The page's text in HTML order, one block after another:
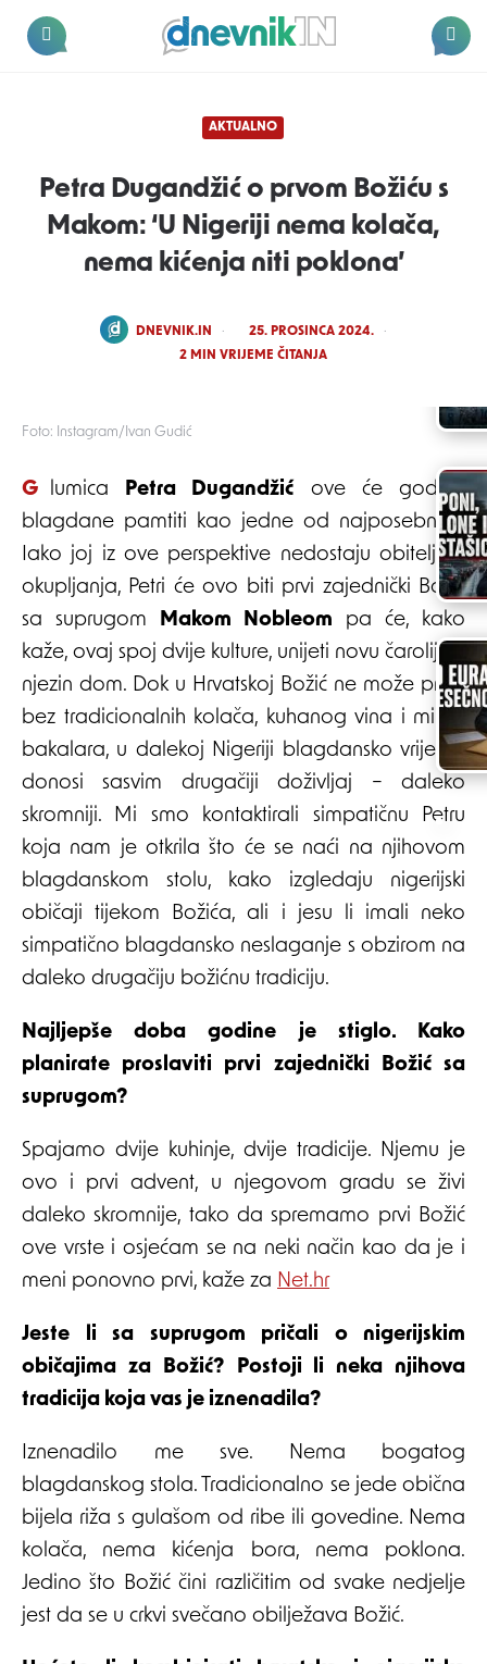
Dnevnik.in
Foto: Instagram/Ivan Gudić
AKTUALNO
Petra Dugandžić o prvom Božiću s
Makom: ‘U Nigeriji nema kolača,
nema kićenja niti poklona’
POSTED
DNEVNIK.IN
25. PROSINCA 2024.
2 MIN VRIJEME ČITANJA
Glumica Petra Dugandžić ove će godine
blagdane pamtiti kao jedne od najposebnijih.
Iako joj iz ove perspektive nedostaju obiteljska
okupljanja, Petri će ovo biti prvi zajednički Božić
sa suprugom Makom Nobleom pa će, kako
kaže, ovaj spoj dvije kulture, unijeti novu čaroliju u
njezin dom. Dok u Hrvatskoj Božić ne može proći
bez tradicionalnih kolača, kuhanog vina i mirisa
bakalara, u dalekoj Nigeriji blagdansko vrijeme
donosi sasvim drugačiji doživljaj – daleko
skromniji. Mi smo kontaktirali simpatičnu Petru
koja nam je otkrila što će se naći na njihovom
blagdanskom stolu, kako izgledaju nigerijski
običaji tijekom Božića, ali i jesu li imali neko
simpatično blagdansko neslaganje s obzirom na
daleko drugačiju božićnu tradiciju.
Najljepše doba godine je stiglo. Kako
planirate proslaviti prvi zajednički Božić sa
suprugom?
Spajamo dvije kuhinje, dvije tradicije. Njemu je
ovo i prvi advent, u njegovom gradu se živi
daleko skromnije, tako da spremamo prvi Božić
ove vrste i osjećam se na neki način kao da je i
meni ponovno prvi, kaže za Net.hr
Jeste li sa suprugom pričali o nigerijskim
običajima za Božić? Postoji li neka njihova
tradicija koja vas je iznenadila?
Iznenadilo me sve. Nema bogatog
blagdanskog stola. Tradicionalno se jede obična
bijela riža s gulašom od ribe ili govedine. Nema
kolača, nema kićenja bora, nema poklona.
Jedino što Božić čini različitim od svake nedjelje
jest da se u crkvi svečano obilježava Božić.